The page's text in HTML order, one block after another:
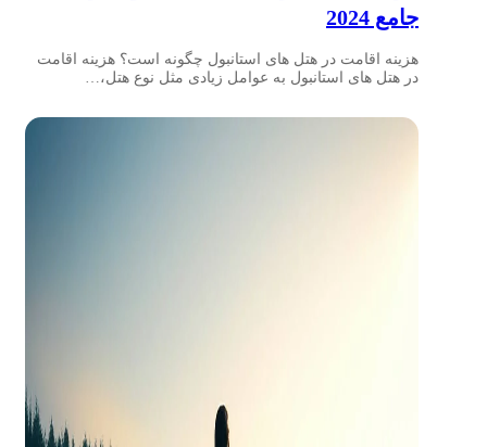
جامع 2024
هزینه اقامت در هتل های استانبول چگونه است؟ هزینه اقامت
در هتل های استانبول به عوامل زیادی مثل نوع هتل،…